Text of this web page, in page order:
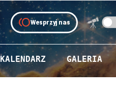
tollWesprzyj nas
KALENDARZ GALERIA